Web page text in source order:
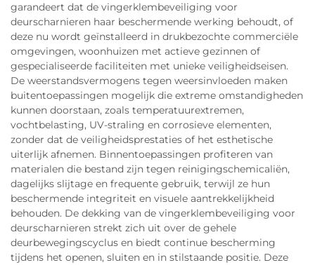
garandeert dat de vingerklembeveiliging voor
deurscharnieren haar beschermende werking behoudt, of
deze nu wordt geïnstalleerd in drukbezochte commerciële
omgevingen, woonhuizen met actieve gezinnen of
gespecialiseerde faciliteiten met unieke veiligheidseisen.
De weerstandsvermogens tegen weersinvloeden maken
buitentoepassingen mogelijk die extreme omstandigheden
kunnen doorstaan, zoals temperatuurextremen,
vochtbelasting, UV-straling en corrosieve elementen,
zonder dat de veiligheidsprestaties of het esthetische
uiterlijk afnemen. Binnentoepassingen profiteren van
materialen die bestand zijn tegen reinigingschemicaliën,
dagelijks slijtage en frequente gebruik, terwijl ze hun
beschermende integriteit en visuele aantrekkelijkheid
behouden. De dekking van de vingerklembeveiliging voor
deurscharnieren strekt zich uit over de gehele
deurbewegingscyclus en biedt continue bescherming
tijdens het openen, sluiten en in stilstaande positie. Deze